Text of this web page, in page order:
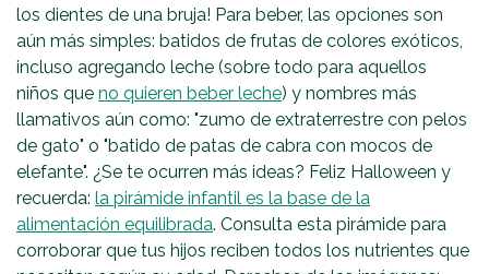
los dientes de una bruja! Para beber, las opciones son
aún más simples: batidos de frutas de colores exóticos,
incluso agregando leche (sobre todo para aquellos
niños que no quieren beber leche) y nombres más
llamativos aún como: "zumo de extraterrestre con pelos
de gato" o "batido de patas de cabra con mocos de
elefante". ¿Se te ocurren más ideas? Feliz Halloween y
recuerda: la pirámide infantil es la base de la
alimentación equilibrada. Consulta esta pirámide para
corroborar que tus hijos reciben todos los nutrientes que